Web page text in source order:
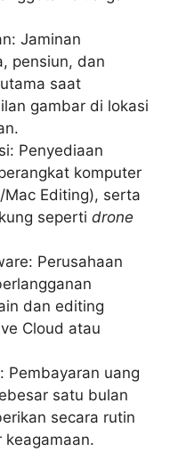
Jaminan
pensiun, dan
saat
gambar di lokasi
Penyediaan
komputer
Editing), serta
seperti drone
Perusahaan
dan editing
Cloud atau
Pembayaran uang
satu bulan
secara rutin
keagamaan.